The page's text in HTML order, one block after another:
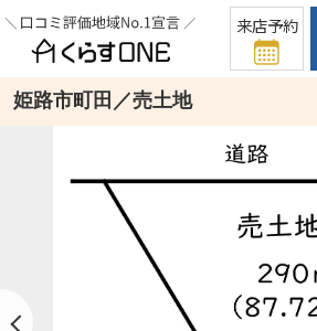
来店予約
姫路市町田／売土地